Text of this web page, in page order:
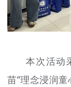
本次活动
苗”理念浸润